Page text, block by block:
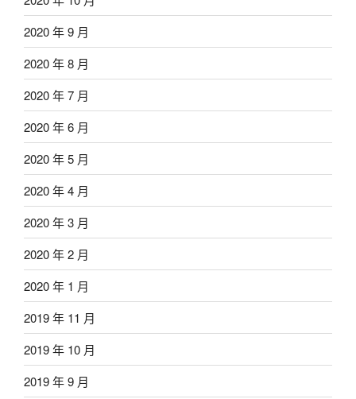
2020 年 9 月
2020 年 8 月
2020 年 7 月
2020 年 6 月
2020 年 5 月
2020 年 4 月
2020 年 3 月
2020 年 2 月
2020 年 1 月
2019 年 11 月
2019 年 10 月
2019 年 9 月